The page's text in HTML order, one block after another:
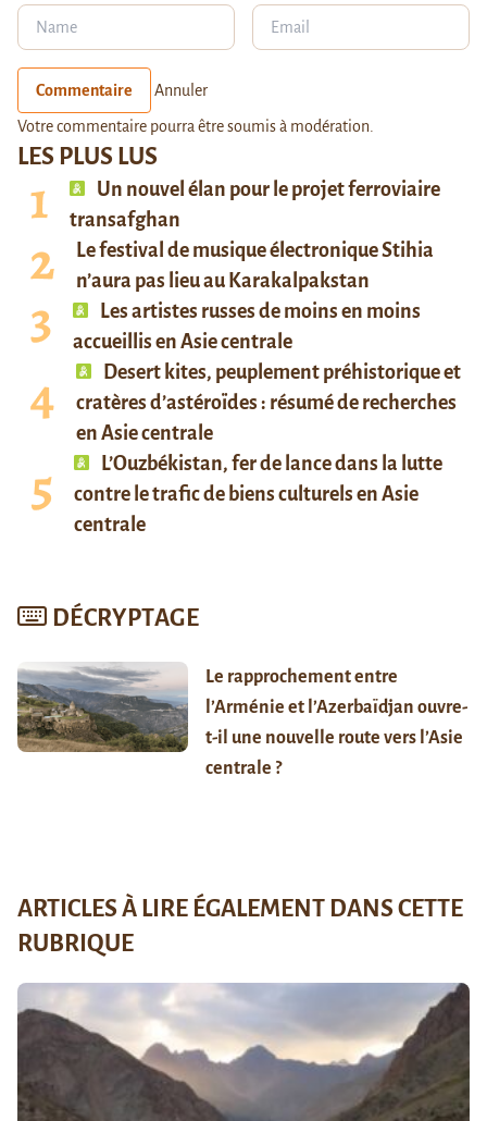
LES PLUS LUS
Un nouvel élan pour le projet ferroviaire
transafghan
Le festival de musique électronique Stihia
n’aura pas lieu au Karakalpakstan
Les artistes russes de moins en moins
accueillis en Asie centrale
Desert kites, peuplement préhistorique et
cratères d’astéroïdes : résumé de recherches
en Asie centrale
L’Ouzbékistan, fer de lance dans la lutte
contre le trafic de biens culturels en Asie
centrale
DÉCRYPTAGE
Le rapprochement entre
l’Arménie et l’Azerbaïdjan ouvre-
t-il une nouvelle route vers l’Asie
centrale ?
Commentaire Annuler
Votre commentaire pourra être soumis à modération.
ARTICLES À LIRE ÉGALEMENT DANS CETTE
RUBRIQUE